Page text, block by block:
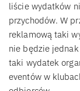
liście wydatków
przychodów. W
reklamową taki
nie będzie
taki wydatek
eventów w